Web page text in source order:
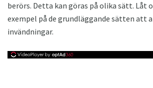
berörs. Detta kan göras på olika sätt. Låt
exempel på de grundläggande sätten att
invändningar.